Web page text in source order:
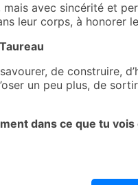
avec sincérité et
leur corps, à honorer
de construire,
un peu plus, de
dans ce que tu